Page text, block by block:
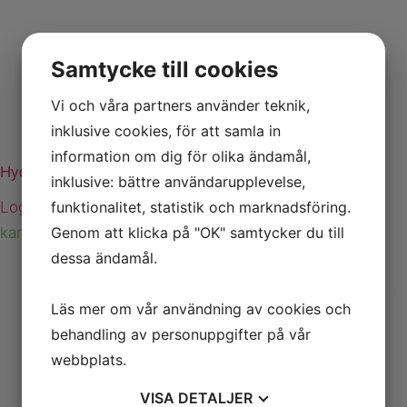
Hydraulmotor MS100CA 25mm axel
Logga in för att se priser
kan beställas
Samtycke till cookies
Vi och våra partners använder teknik,
inklusive cookies, för att samla in
information om dig för olika ändamål,
inklusive: bättre användarupplevelse,
funktionalitet, statistik och marknadsföring.
Genom att klicka på "OK" samtycker du till
dessa ändamål.
Läs mer om vår användning av cookies och
behandling av personuppgifter på vår
webbplats.
VISA DETALJER